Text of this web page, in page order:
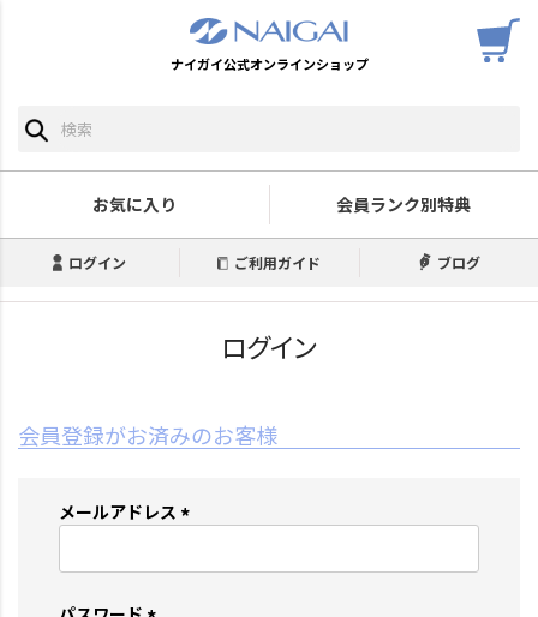
ナイガイ公式オンラインショップ
お気に入り 会員ランク別特典
ログイン ご利用ガイド ブログ
ログイン
会員登録がお済みのお客様
メールアドレス
必